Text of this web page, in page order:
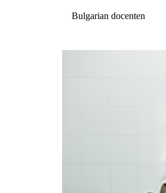
Bulgarian docenten